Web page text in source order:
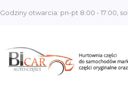
Godziny otwarcia: pn-pt 8:00 - 17:00,